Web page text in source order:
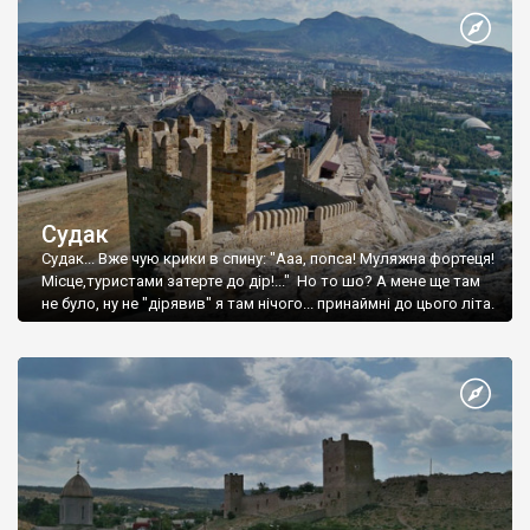
Судак
Судак... Вже чую крики в спину: "Ааа, попса! Муляжна фортеця!
Місце,туристами затерте до дір!..." Но то шо? А мене ще там
не було, ну не "дірявив" я там нічого... принаймні до цього літа.